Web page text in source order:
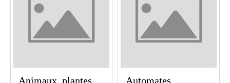
Animaux, plantes, Automates